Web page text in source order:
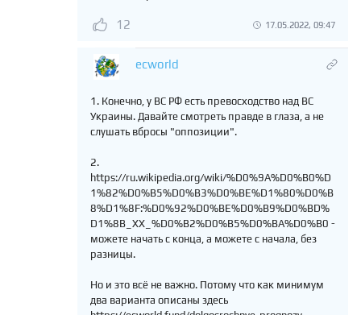
12 17.05.2022, 09:47
ecworld
1. Конечно, у ВС РФ есть превосходство над ВС
Украины. Давайте смотреть правде в глаза, а не
слушать вбросы "оппозиции".
2.
https://ru.wikipedia.org/wiki/%D0%9A%D0%B0%D
1%82%D0%B5%D0%B3%D0%BE%D1%80%D0%B
8%D1%8F:%D0%92%D0%BE%D0%B9%D0%BD%
D1%8B_XX_%D0%B2%D0%B5%D0%BA%D0%B0 -
можете начать с конца, а можете с начала, без
разницы.
Но и это всё не важно. Потому что как минимум
два варианта описаны здесь